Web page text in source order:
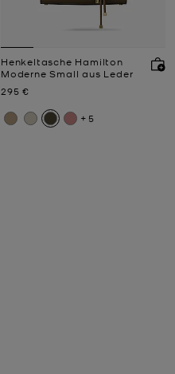
Henkeltasche Hamilton
Moderne Small aus Leder
Jetzt
295 €
+5